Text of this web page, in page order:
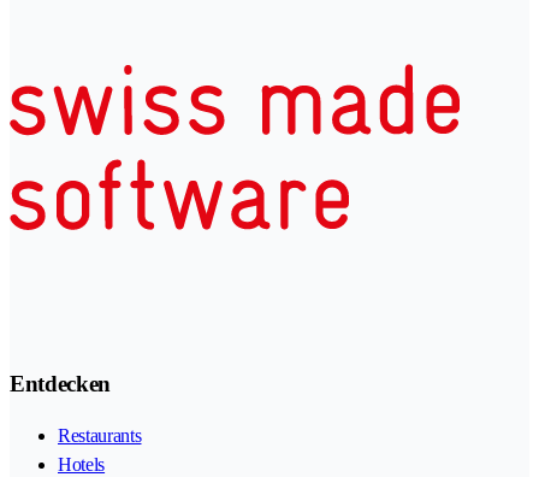
Entdecken
Restaurants
Hotels